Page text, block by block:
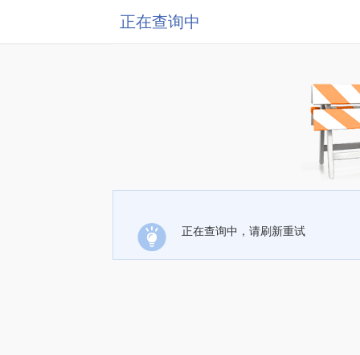
正在查询中
正在查询中，请刷新重试